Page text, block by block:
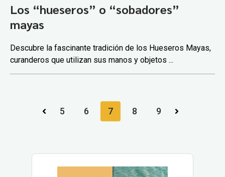
Los “hueseros” o “sobadores”
mayas
Descubre la fascinante tradición de los Hueseros Mayas,
curanderos que utilizan sus manos y objetos ...
5 6 7 8 9